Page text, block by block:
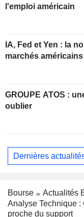
l'emploi américain
IA, Fed et Yen : la
marchés américains
GROUPE ATOS : une nouvelle année à
oublier
Dernières
Bourse
Actualités
Analyse Technique
proche du support